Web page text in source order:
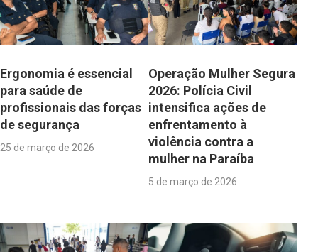
Ergonomia é essencial
para saúde de
profissionais das forças
de segurança
25 de março de 2026
Operação Mulher Segura
2026: Polícia Civil
intensifica ações de
enfrentamento à
violência contra a
mulher na Paraíba
5 de março de 2026